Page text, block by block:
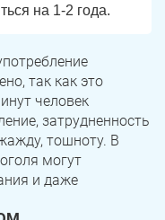
на 1-2 года.
так как это
человек
затрудненность
тошноту. В
могут
и даже